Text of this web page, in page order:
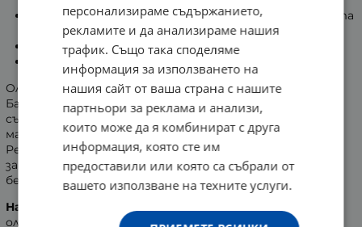
Органично олио, специално създадено за бебешката
Деликатно и приятно успокоява и омекотява.
Особено подходящо за чувствителна кожа.
Олиото има изключително благоприятно действие.
Балансира кожата, благодарение на високото
съдържание на омега 3, 6 и 9 мастни киселини от
маслотоИНКА ИНЧИ(семена от Plukentia Volubilis).
Регенерира, омекотява, хидратира в дълбочина и
защитава. Особено подходящо е за чувствителната
бебешка кожа.
Начин на употреба
олиото върху чиста и суха кожа.
персонализираме съдържанието,
рекламите и да анализираме нашия
трафик. Също така споделяме
информация за използването на
нашия сайт от ваша страна с нашите
партньори за реклама и анализи,
които може да я комбинират с друга
информация, която сте им
предоставили или която са събрали от
вашето използване на техните услуги.